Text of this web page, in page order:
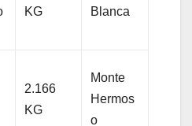
KG
Blanca
2.166
KG
Monte
Hermos
o